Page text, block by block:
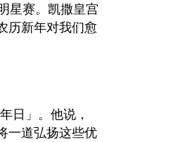
星赛。凯撒皇宫
历新年对我们愈
日」。他说，
一道弘扬这些优